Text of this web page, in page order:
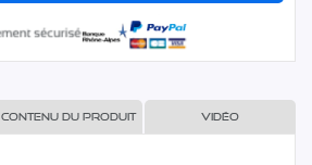
Contenu du produit Vidéo